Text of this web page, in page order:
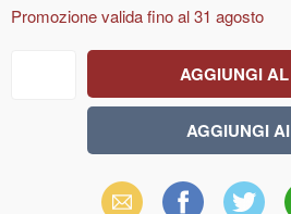
Promozione valida fino al31 agosto
Email Facebook X